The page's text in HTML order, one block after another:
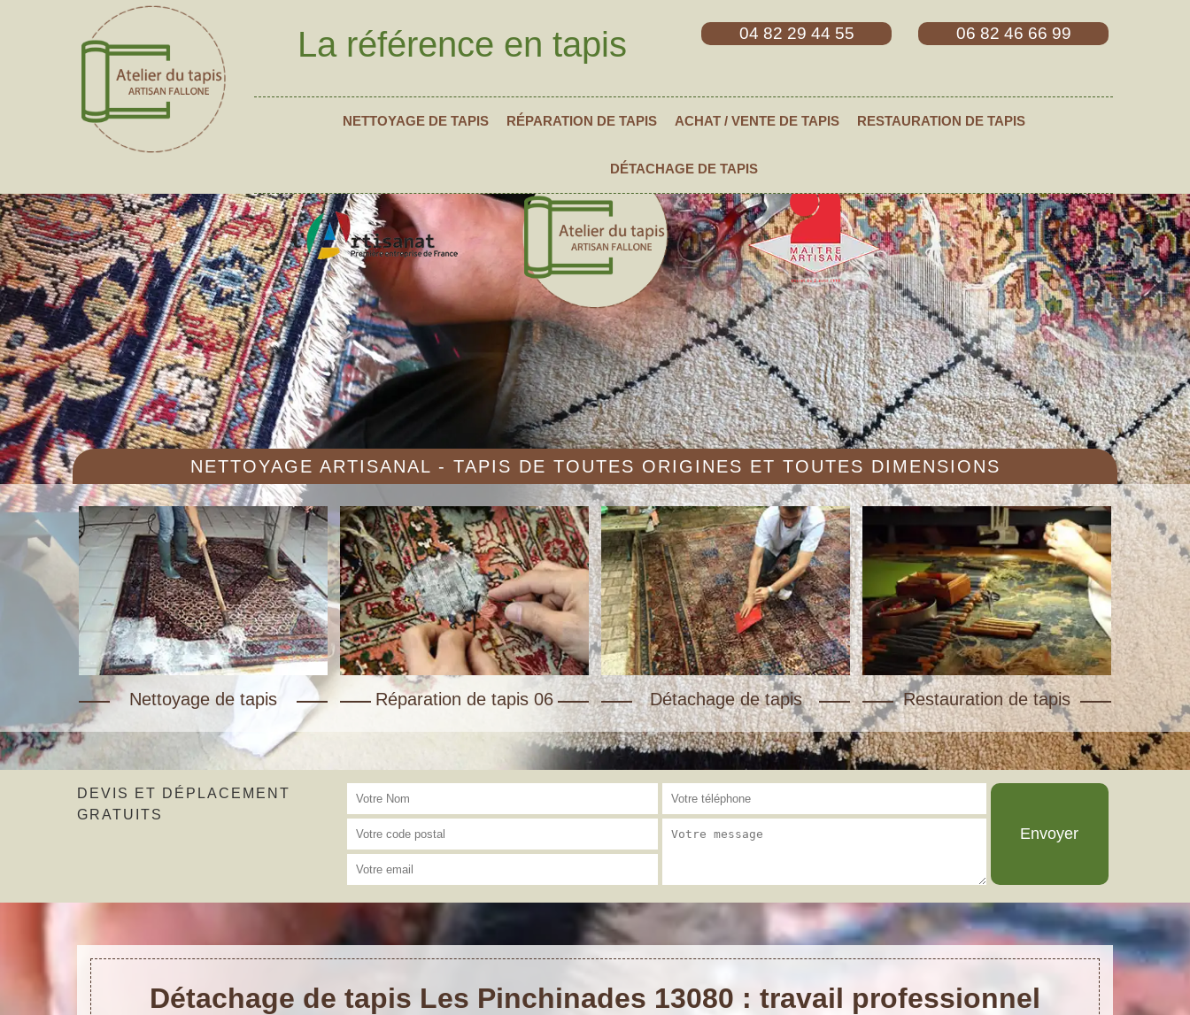
La référence en tapis 04 82 29 44 55 06 82 46 66 99
NETTOYAGE DE TAPIS RÉPARATION DE TAPIS ACHAT / VENTE DE TAPIS RESTAURATION DE TAPIS
DÉTACHAGE DE TAPIS
NETTOYAGE ARTISANAL - TAPIS DE TOUTES ORIGINES ET TOUTES DIMENSIONS
Nettoyage de tapis Réparation de tapis 06 Détachage de tapis Restauration de tapis
DEVIS ET DÉPLACEMENT
GRATUITS
Détachage de tapis Les Pinchinades 13080 : travail professionnel